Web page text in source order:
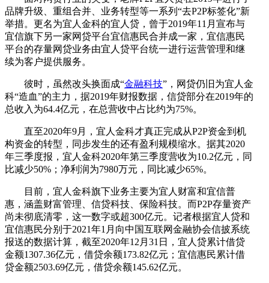
品牌升级、重组合并、业务转型等一系列“去P2P标签化”新
举措。更名为宜人金科的宜人贷，曾于2019年11月宣布与
宜信旗下另一家网贷平台宜信惠民合并成一家，宜信惠民
平台的存量网贷业务由宜人贷平台统一进行运营管理和继
续为客户提供服务。
彼时，虽然改头换面成“金融科技”，网贷仍旧为宜人金
科“造血”的主力，据2019年财报数据，信贷部分在2019年的
总收入为64.4亿元，在总营收中占比约为75%。
直至2020年9月，宜人金科才真正完成从P2P资金到机
构资金的转型，同步发生的还有盈利规模缩水。据其2020
年三季度报，宜人金科2020年第三季度营收为10.2亿元，同
比减少50%；净利润为7980万元，同比减少65%。
目前，宜人金科旗下业务主要为宜人财富和宜信普
惠，涵盖财富管理、信贷科技、保险科技。而P2P存量资产
尚未彻底清零，这一数字或超300亿元。记者根据宜人贷和
宜信惠民分别于2021年1月向中国互联网金融协会信披系统
报送的数据计算，截至2020年12月31日，宜人贷累计借贷
金额1307.36亿元，借贷余额173.82亿元；宜信惠民累计借
贷金额2503.69亿元，借贷余额145.62亿元。